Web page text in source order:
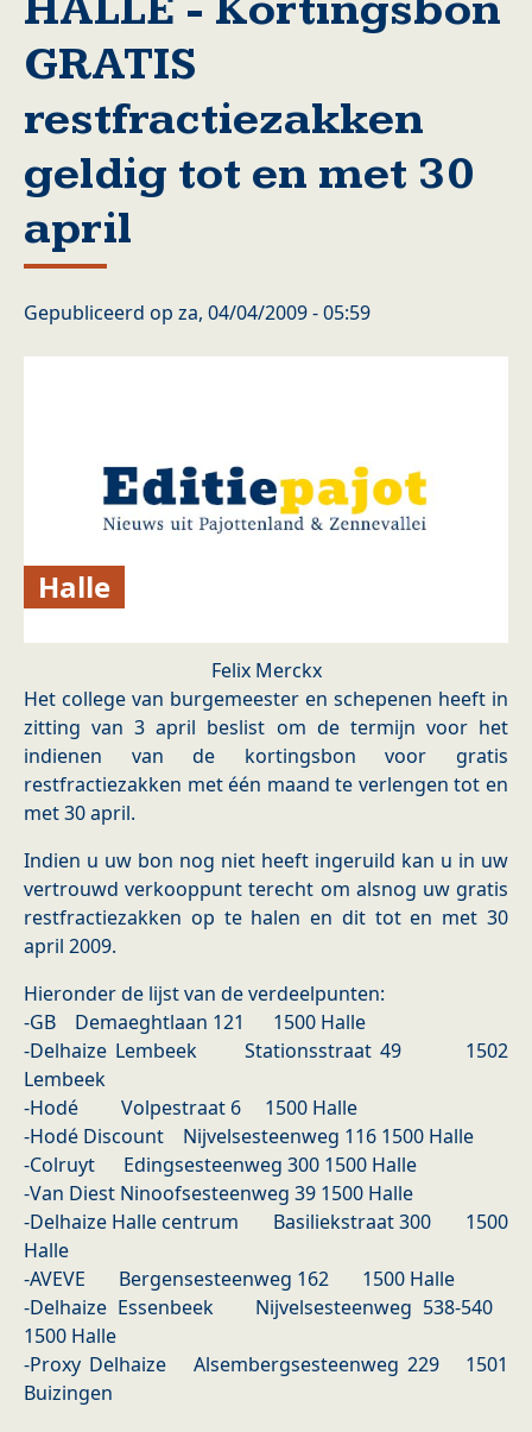
GRATIS
restfractiezakken
geldig tot en met 30
april
Gepubliceerd op za, 04/04/2009 - 05:59
Halle
Felix Merckx
Het college van burgemeester en schepenen heeft in
zitting van 3 april beslist om de termijn voor het
indienen van de kortingsbon voor gratis
restfractiezakken met één maand te verlengen tot en
met 30 april.
Indien u uw bon nog niet heeft ingeruild kan u in uw
vertrouwd verkooppunt terecht om alsnog uw gratis
restfractiezakken op te halen en dit tot en met 30
april 2009.
Hieronder de lijst van de verdeelpunten:
-GB Demaeghtlaan 121 1500 Halle
-Delhaize Lembeek Stationsstraat 49 1502
Lembeek
-Hodé Volpestraat 6 1500 Halle
-Hodé Discount Nijvelsesteenweg 116 1500 Halle
-Colruyt Edingsesteenweg 300 1500 Halle
-Van Diest Ninoofsesteenweg 39 1500 Halle
-Delhaize Halle centrum Basiliekstraat 300 1500
Halle
-AVEVE Bergensesteenweg 162 1500 Halle
-Delhaize Essenbeek Nijvelsesteenweg 538-540
1500 Halle
-Proxy Delhaize Alsembergsesteenweg 229 1501
Buizingen